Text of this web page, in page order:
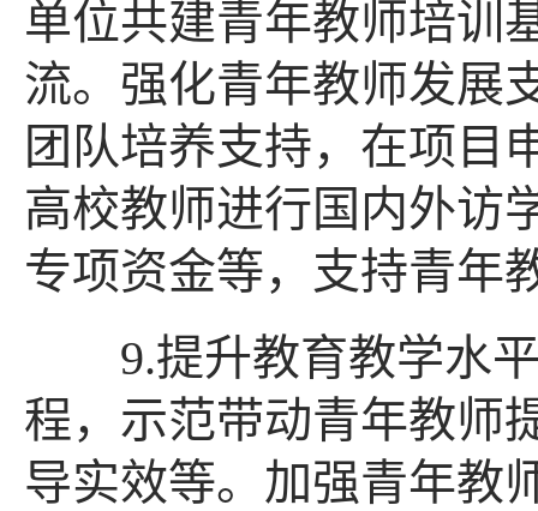
单位共建青年教师培训
流。强化青年教师发展
团队培养支持，在项目
高校教师进行国内外访
专项资金等，支持青年
9.提升教育教学水平
程，示范带动青年教师
导实效等。加强青年教